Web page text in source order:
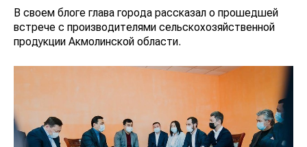
В своем блоге глава города рассказал о прошедшей
встрече с производителями сельскохозяйственной
продукции Акмолинской области.